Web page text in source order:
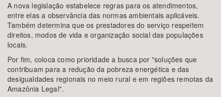
A nova legislação estabelece regras para os atendimentos,
entre elas a observância das normas ambientais aplicáveis.
Também determina que os prestadores do serviço respeitem
direitos, modos de vida e organização social das populações
locais.
Por fim, coloca como prioridade a busca por "soluções que
contribuam para a redução da pobreza energética e das
desigualdades regionais no meio rural e em regiões remotas da
Amazônia Legal".